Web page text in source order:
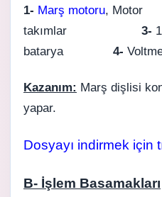
1- Marş motoru,
takımlar 3-
batarya 4-
Kazanım: Marş dişlisi
yapar.
Dosyayı indirmek için
B- İşlem Basamakları